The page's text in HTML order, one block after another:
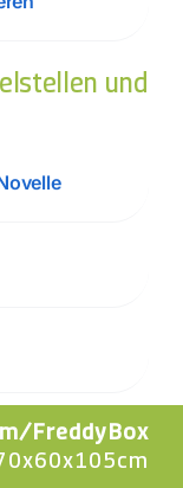
und
FreddyBox